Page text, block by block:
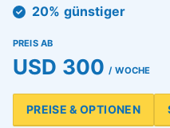
20% günstiger
PREIS AB
USD 300 / WOCHE
PREISE & OPTIONEN